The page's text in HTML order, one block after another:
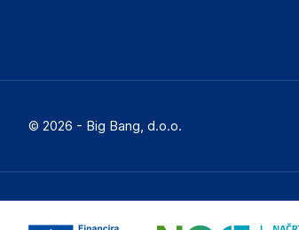
© 2026 - Big Bang, d.o.o.